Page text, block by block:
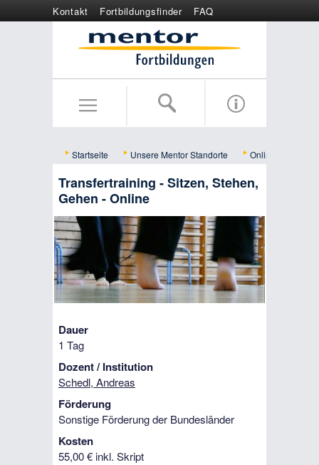
Kontakt Fortbildungsfinder
FAQ
Online anmelden
Wertgutschein
Startseite Unsere Mentor Standorte Online
Transfertraining - Sitzen, Stehen,
Gehen - Online
Dauer
1 Tag
Dozent / Institution
Schedl, Andreas
Förderung
Sonstige Förderung der Bundesländer
Kosten
55,00 € inkl. Skript